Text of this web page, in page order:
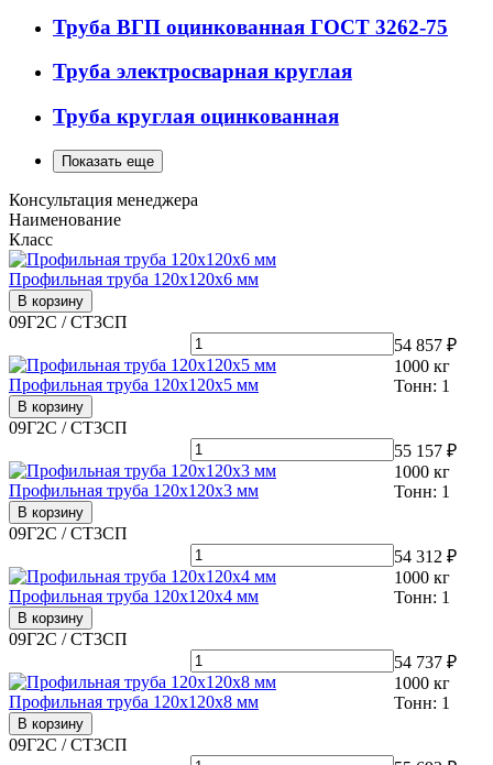
Труба ВГП оцинкованная ГОСТ 3262-75
Труба электросварная круглая
Труба круглая оцинкованная
Показать еще
Консультация менеджера
Наименование
Класс
Профильная труба 120х120х6 мм
В корзину
09Г2С / СТ3СП
54 857 ₽
1000 кг
Тонн: 1
Профильная труба 120х120х5 мм
В корзину
09Г2С / СТ3СП
55 157 ₽
1000 кг
Тонн: 1
Профильная труба 120х120х3 мм
В корзину
09Г2С / СТ3СП
54 312 ₽
1000 кг
Тонн: 1
Профильная труба 120х120х4 мм
В корзину
09Г2С / СТ3СП
54 737 ₽
1000 кг
Тонн: 1
Профильная труба 120х120х8 мм
В корзину
09Г2С / СТ3СП